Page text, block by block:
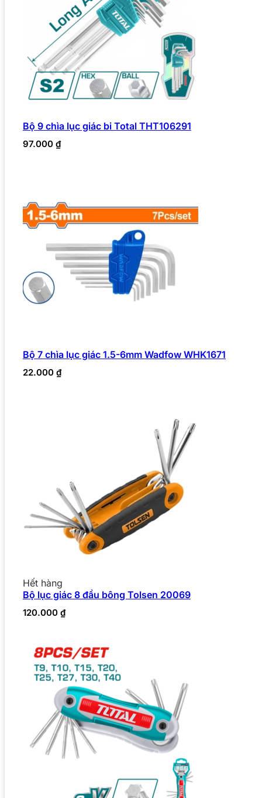
Bộ 9 chìa lục giác bi Total THT106291
97.000 ₫
Bộ 7 chìa lục giác 1.5-6mm Wadfow WHK1671
22.000 ₫
Hết hàng
Bộ lục giác 8 đầu bông Tolsen 20069
120.000 ₫